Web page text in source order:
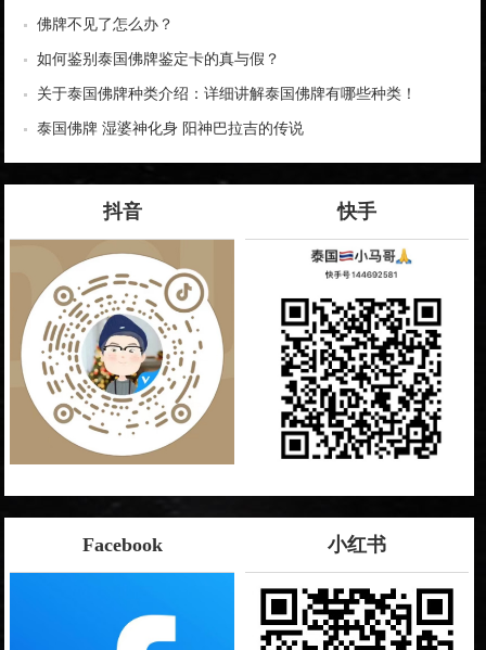
佛牌不见了怎么办？
如何鉴别泰国佛牌鉴定卡的真与假？
关于泰国佛牌种类介绍：详细讲解泰国佛牌有哪些种类！
泰国佛牌 湿婆神化身 阳神巴拉吉的传说
抖音 快手
Facebook 小红书